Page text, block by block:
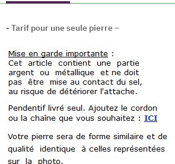
- Tarif pour une seule pierre –